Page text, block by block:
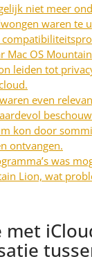
niet meer
waren te
Mac OS
leiden tot
even
kon door
ontvangen.
was
Lion, wat